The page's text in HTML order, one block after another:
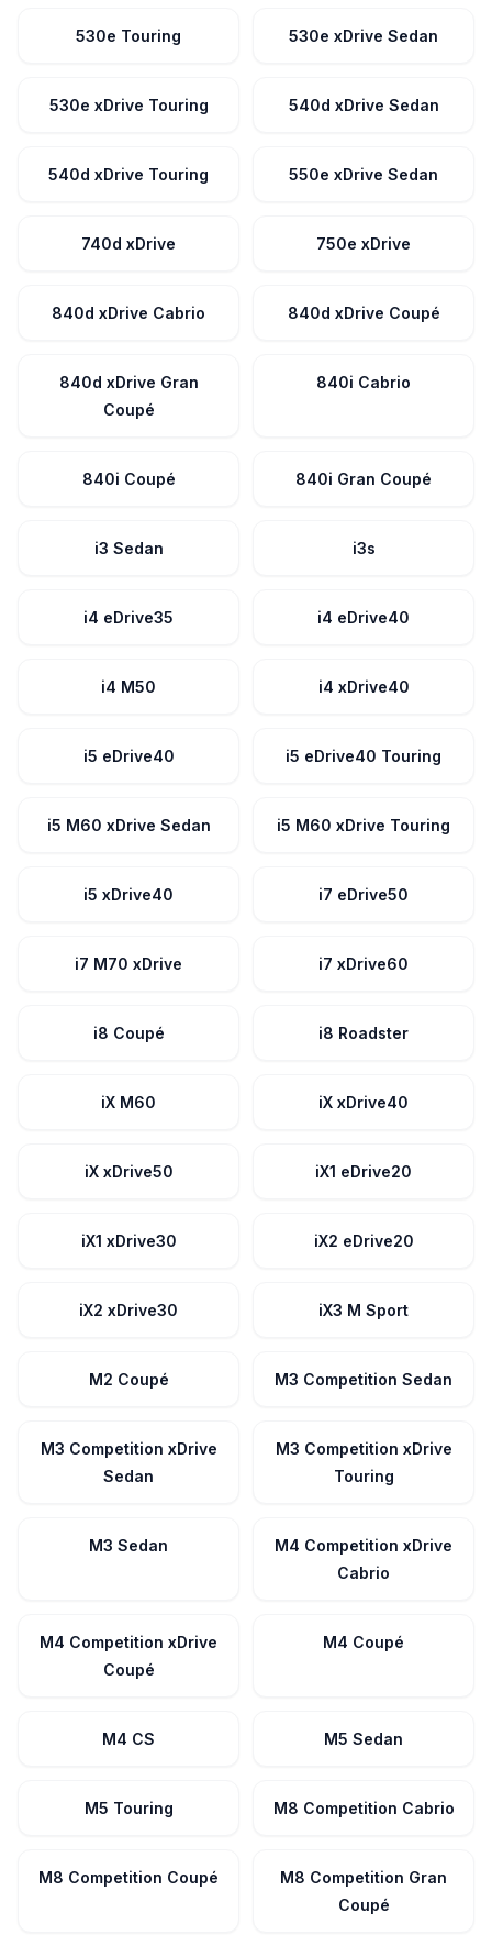
530e Touring 530e xDrive Sedan
530e xDrive Touring 540d xDrive Sedan
540d xDrive Touring 550e xDrive Sedan
740d xDrive 750e xDrive
840d xDrive Cabrio 840d xDrive Coupé
840d xDrive Gran
Coupé
840i Cabrio
840i Coupé 840i Gran Coupé
i3 Sedan i3s
i4 eDrive35 i4 eDrive40
i4 M50 i4 xDrive40
i5 eDrive40 i5 eDrive40 Touring
i5 M60 xDrive Sedan i5 M60 xDrive Touring
i5 xDrive40 i7 eDrive50
i7 M70 xDrive i7 xDrive60
i8 Coupé i8 Roadster
iX M60 iX xDrive40
iX xDrive50 iX1 eDrive20
iX1 xDrive30 iX2 eDrive20
iX2 xDrive30 iX3 M Sport
M2 Coupé M3 Competition Sedan
M3 Competition xDrive
Sedan
M3 Competition xDrive
Touring
M3 Sedan
M4 Competition xDrive
Cabrio
M4 Competition xDrive
Coupé
M4 Coupé
M4 CS M5 Sedan
M5 Touring M8 Competition Cabrio
M8 Competition Coupé
M8 Competition Gran
Coupé